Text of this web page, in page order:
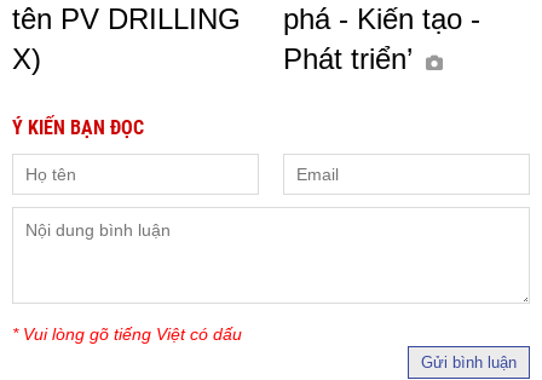
tên PV DRILLING
X)
phá - Kiến tạo -
Phát triển’
Ý KIẾN BẠN ĐỌC
* Vui lòng gõ tiếng Việt có dấu
Gửi bình luận